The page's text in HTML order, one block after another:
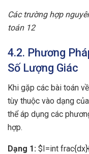
Các trường hợp
toán 12
4.2. Phương
Số Lượng Giác
Khi gặp các bài toán
tùy thuộc vào dạng
thể áp dụng các
hợp.
Dạng 1: $I=int